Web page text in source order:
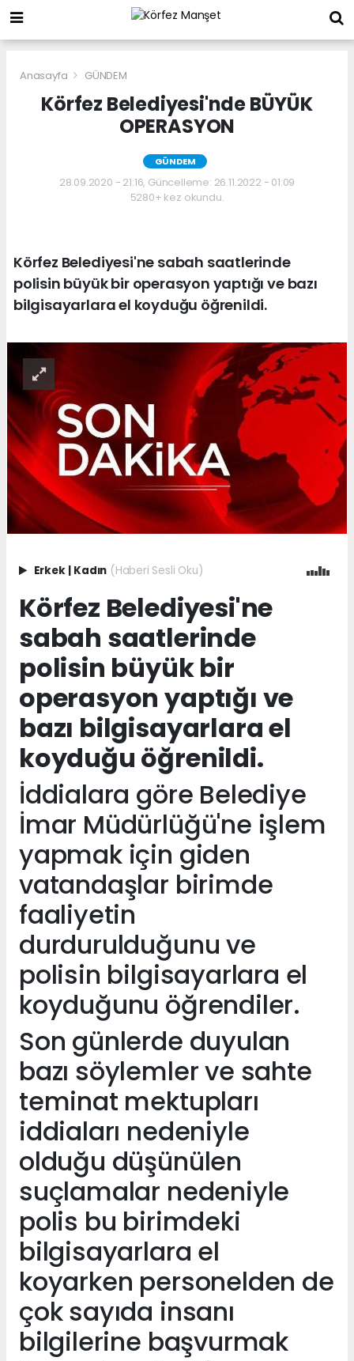
Anasayfa GÜNDEM
Körfez Belediyesi'nde BÜYÜK
OPERASYON
GÜNDEM
28.09.2020 - 21:16, Güncelleme: 26.11.2022 - 01:09
5280+ kez okundu.
Körfez Belediyesi'ne sabah saatlerinde
polisin büyük bir operasyon yaptığı ve bazı
bilgisayarlara el koyduğu öğrenildi.
Erkek | Kadın (Haberi Sesli Oku)
Körfez Belediyesi'ne
sabah saatlerinde
polisin büyük bir
operasyon yaptığı ve
bazı bilgisayarlara el
koyduğu öğrenildi.
İddialara göre Belediye
İmar Müdürlüğü'ne işlem
yapmak için giden
vatandaşlar birimde
faaliyetin
durdurulduğunu ve
polisin bilgisayarlara el
koyduğunu öğrendiler.
Son günlerde duyulan
bazı söylemler ve sahte
teminat mektupları
iddiaları nedeniyle
olduğu düşünülen
suçlamalar nedeniyle
polis bu birimdeki
bilgisayarlara el
koyarken personelden de
çok sayıda insanı
bilgilerine başvurmak